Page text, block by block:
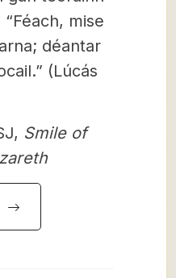
mise
déantar
(Lúcás
Smile of